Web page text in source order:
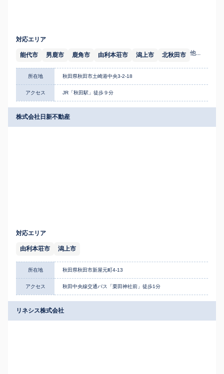
対応エリア
能代市 男鹿市 鹿角市 由利本荘市 潟上市 北秋田市 他...
所在地 秋田県秋田市土崎港中央3-2-18
アクセス JR「秋田駅」徒歩９分
株式会社日新不動産
対応エリア
由利本荘市 潟上市
所在地 秋田県秋田市新屋元町4-13
アクセス 秋田中央線交通バス「栗田神社前」徒歩1分
リネシス株式会社